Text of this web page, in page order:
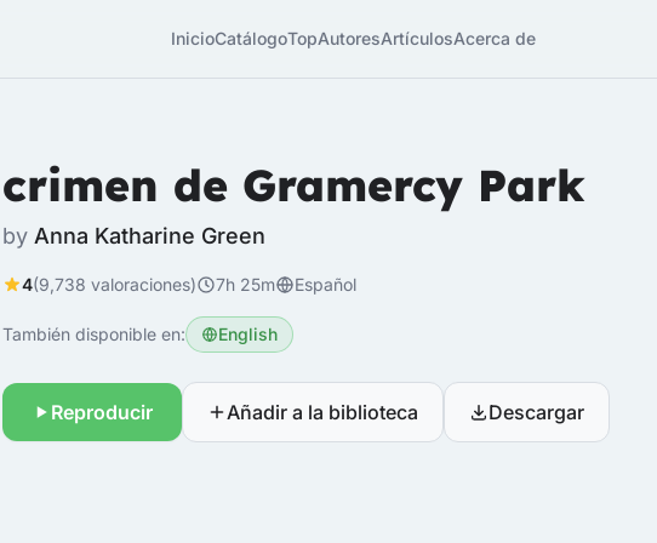
InicioCatálogoTopAutoresArtículosAcerca de
crimen de Gramercy Park
by Anna Katharine Green
4(9,738 valoraciones) 7h 25m Español
También disponible en: English
Reproducir Añadir a la biblioteca Descargar